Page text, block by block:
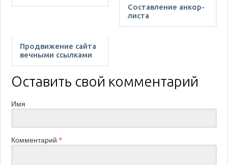
Составление анкор-
листа
Продвижение сайта
вечными ссылками
Оставить свой комментарий
Имя
Комментарий *